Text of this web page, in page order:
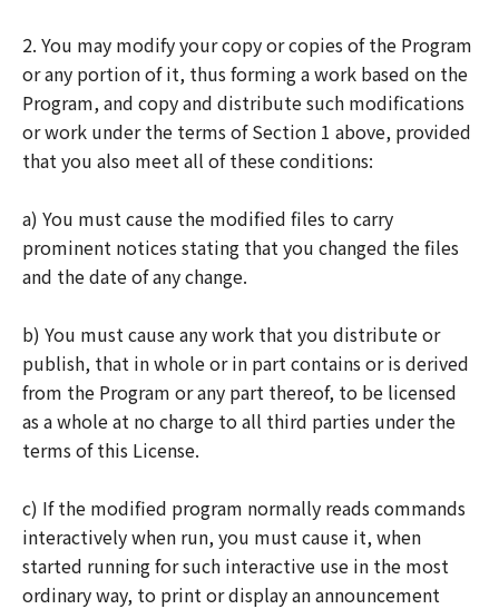
2. You may modify your copy or copies of the Program
or any portion of it, thus forming a work based on the
Program, and copy and distribute such modifications
or work under the terms of Section 1 above, provided
that you also meet all of these conditions:
a) You must cause the modified files to carry
prominent notices stating that you changed the files
and the date of any change.
b) You must cause any work that you distribute or
publish, that in whole or in part contains or is derived
from the Program or any part thereof, to be licensed
as a whole at no charge to all third parties under the
terms of this License.
c) If the modified program normally reads commands
interactively when run, you must cause it, when
started running for such interactive use in the most
ordinary way, to print or display an announcement